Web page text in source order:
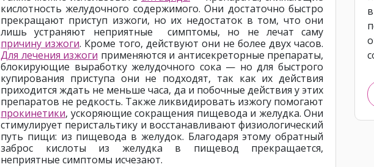
кислотность желудочного содержимого. Они достаточно быстро
прекращают приступ изжоги, но их недостаток в том, что они
лишь устраняют неприятные симптомы, но не лечат саму
причину изжоги. Кроме того, действуют они не более двух часов.
Для лечения изжоги применяются и антисекреторные препараты,
блокирующие выработку желудочного сока — но для быстрого
купирования приступа они не подходят, так как их действия
приходится ждать не меньше часа, да и побочные действия у этих
препаратов не редкость. Также ликвидировать изжогу помогают
прокинетики, ускоряющие сокращения пищевода и желудка. Они
стимулирует перистальтику и восстанавливают физиологический
путь пищи: из пищевода в желудок. Благодаря этому обратный
заброс кислоты из желудка в пищевод прекращается,
неприятные симптомы исчезают.